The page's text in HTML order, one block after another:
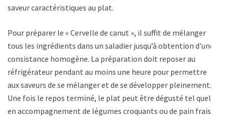
saveur caractéristiques au plat.
Pour préparer le « Cervelle de canut », il suffit de mélanger
tous les ingrédients dans un saladier jusqu’à obtention d’une
consistance homogène. La préparation doit reposer au
réfrigérateur pendant au moins une heure pour permettre
aux saveurs de se mélanger et de se développer pleinement.
Une fois le repos terminé, le plat peut être dégusté tel quel,
en accompagnement de légumes croquants ou de pain frais.